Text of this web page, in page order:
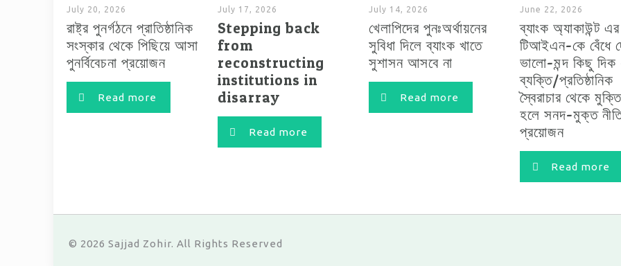
July 20, 2026
রাষ্ট্র পুনর্গঠনে প্রাতিষ্ঠানিক
সংস্কার থেকে পিছিয়ে আসা
পুনর্বিবেচনা প্রয়োজন
Read more
July 17, 2026
Stepping back
from
reconstructing
institutions in
disarray
Read more
July 14, 2026
খেলাপিদের পুনঃঅর্থায়নের
সুবিধা দিলে ব্যাংক খাতে
সুশাসন আসবে না
Read more
June 22, 2026
ব্যাংক অ্যাকাউন্ট
টিআইএন-কে বেঁধে
ভালো-মন্দ কিছু দিক
ব্যক্তি/প্রতিষ্ঠানিক
স্বৈরাচার থেকে
হলে সনদ-মুক্ত
প্রয়োজন
Read more
© 2026 Sajjad Zohir. All Rights Reserved